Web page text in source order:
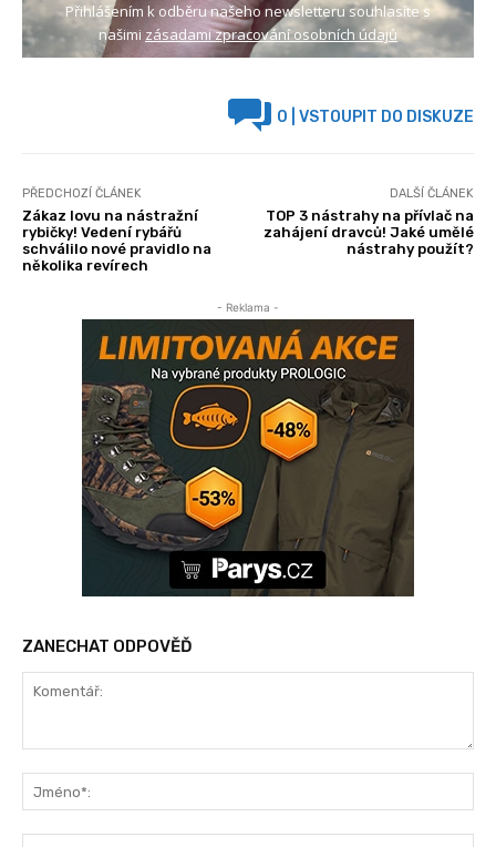
Přihlášením k odběru našeho newsletteru souhlasíte s
našimi zásadami zpracování osobních údajů
0 | VSTOUPIT DO DISKUZE
PŘEDCHOZÍ ČLÁNEK
Zákaz lovu na nástražní
rybičky! Vedení rybářů
schválilo nové pravidlo na
několika revírech
DALŠÍ ČLÁNEK
TOP 3 nástrahy na přívlač na
zahájení dravců! Jaké umělé
nástrahy použít?
- Reklama -
ZANECHAT ODPOVĚĎ